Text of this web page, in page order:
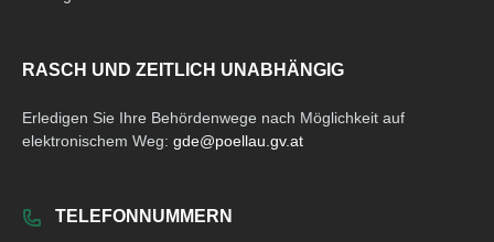
RASCH UND ZEITLICH UNABHÄNGIG
Erledigen Sie Ihre Behördenwege nach Möglichkeit auf
elektronischem Weg: gde@poellau.gv.at
TELEFONNUMMERN